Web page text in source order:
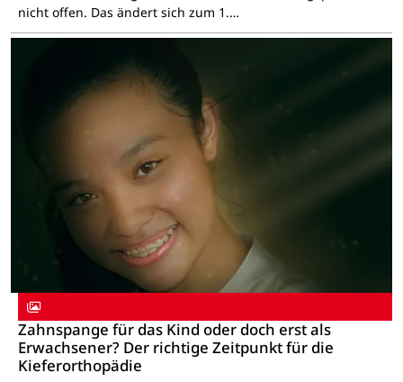
nicht offen. Das ändert sich zum 1.…
Zahnspange für das Kind oder doch erst als
Erwachsener? Der richtige Zeitpunkt für die
Kieferorthopädie